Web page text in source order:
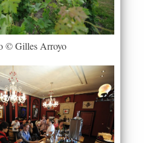
© Gilles Arroyo